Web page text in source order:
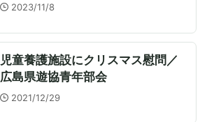
2023/11/8
児童養護施設にクリスマス慰問／
広島県遊協青年部会
2021/12/29